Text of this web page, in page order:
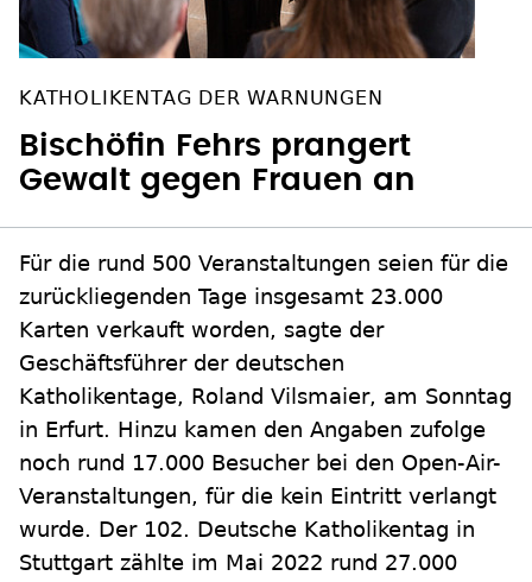
KATHOLIKENTAG DER WARNUNGEN
Bischöfin Fehrs prangert
Gewalt gegen Frauen an
Für die rund 500 Veranstaltungen seien für die
zurückliegenden Tage insgesamt 23.000
Karten verkauft worden, sagte der
Geschäftsführer der deutschen
Katholikentage, Roland Vilsmaier, am Sonntag
in Erfurt. Hinzu kamen den Angaben zufolge
noch rund 17.000 Besucher bei den Open-Air-
Veranstaltungen, für die kein Eintritt verlangt
wurde. Der 102. Deutsche Katholikentag in
Stuttgart zählte im Mai 2022 rund 27.000